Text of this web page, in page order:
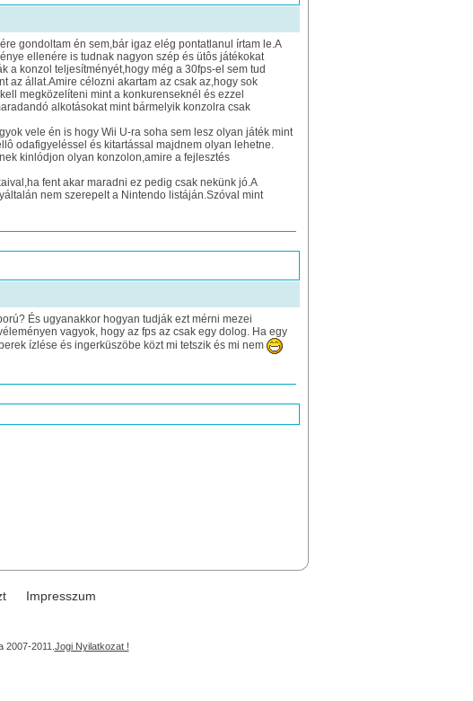
gondoltam én sem,bár igaz elég pontatlanul írtam le.A
ellenére is tudnak nagyon szép és ütôs játékokat
a konzol teljesítményét,hogy még a 30fps-el sem tud
az állat.Amire célozni akartam az csak az,hogy sok
megközelíteni mint a konkurenseknél és ezzel
alkotásokat mint bármelyik konzolra csak
vele én is hogy Wii U-ra soha sem lesz olyan játék mint
odafigyeléssel és kitartással majdnem olyan lehetne.
kinlódjon olyan konzolon,amire a fejlesztés
fent akar maradni ez pedig csak nekünk jó.A
nem szerepelt a Nintendo listáján.Szóval mint
És ugyanakkor hogyan tudják ezt mérni mezei
vagyok, hogy az fps az csak egy dolog. Ha egy
ízlése és ingerküszöbe közt mi tetszik és mi nem
Impresszum
2011. Jogi Nyilatkozat !